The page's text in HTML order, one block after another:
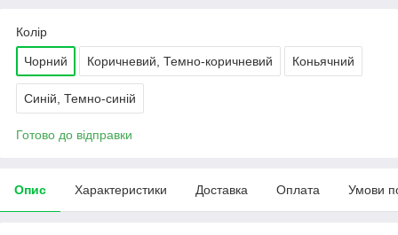
Колір
Чорний Коричневий, Темно-коричневий Коньячний
Синій, Темно-синій
Готово до відправки
Опис Характеристики Доставка Оплата Умови